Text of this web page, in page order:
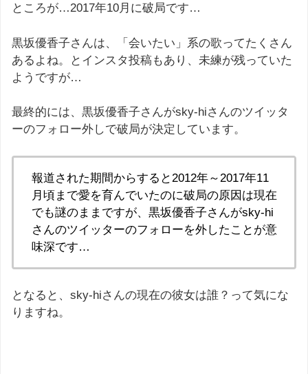
ところが…2017年10月に破局です…
黒坂優香子さんは、「会いたい」系の歌ってたくさん
あるよね。とインスタ投稿もあり、未練が残っていた
ようですが…
最終的には、黒坂優香子さんがsky-hiさんのツイッタ
ーのフォロー外しで破局が決定しています。
報道された期間からすると2012年～2017年11
月頃まで愛を育んでいたのに破局の原因は現在
でも謎のままですが、黒坂優香子さんがsky-hi
さんのツイッターのフォローを外したことが意
味深です…
となると、sky-hiさんの現在の彼女は誰？って気にな
りますね。